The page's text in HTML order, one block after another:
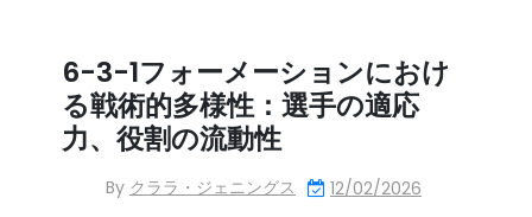
6-3-1フォーメーションにおけ
る戦術的多様性：選手の適応
力、役割の流動性
By クララ・ジェニングス 12/02/2026